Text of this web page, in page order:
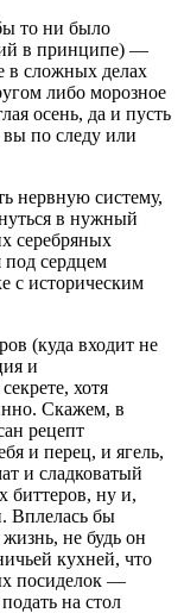
то ни было
в принципе) —
сложных делах
либо морозное
осень, да и пусть
вы по следу или
нервную систему,
в нужный
серебряных
под сердцем
с истори­ческим
(куда входит не
и
хотя
Скажем, в
рецепт
и перец, и ягель,
и сладковатый
биттеров, ну и,
Вплелась бы
не будь он
кухней, что
посиделок —
на стол